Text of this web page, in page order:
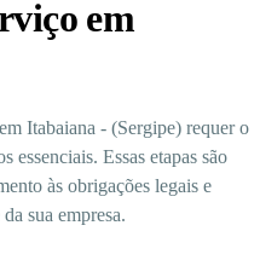
em
Itabaiana - (Sergipe) requer o
essenciais. Essas etapas são
às obrigações legais e
sua empresa.